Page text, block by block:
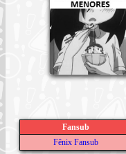
Fansub
Fênix Fansub